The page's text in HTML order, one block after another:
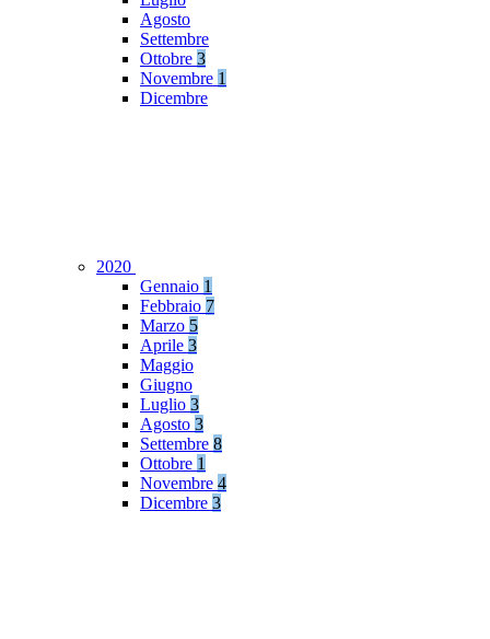
Agosto
Settembre
Ottobre 3
Novembre 1
Dicembre
2020
Gennaio 1
Febbraio 7
Marzo 5
Aprile 3
Maggio
Giugno
Luglio 3
Agosto 3
Settembre 8
Ottobre 1
Novembre 4
Dicembre 3